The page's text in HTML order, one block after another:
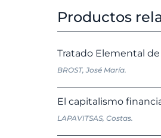
Productos
Tratado Elemental de
BROST, José María.
El capitalismo
LAPAVITSAS, Costas.